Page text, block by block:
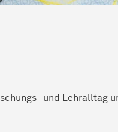
und Lehralltag